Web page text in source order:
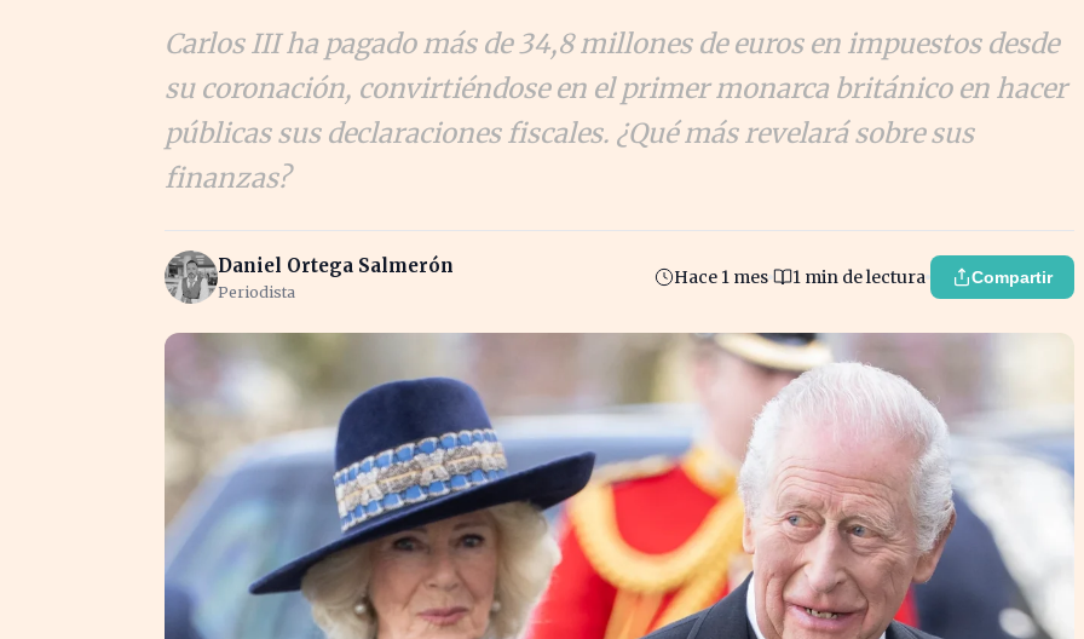
Carlos III ha pagado más de 34,8 millones de euros en impuestos desde
su coronación, convirtiéndose en el primer monarca británico en hacer
públicas sus declaraciones fiscales. ¿Qué más revelará sobre sus
finanzas?
Daniel Ortega Salmerón
Periodista
Hace 1 mes 1 min de lectura Compartir